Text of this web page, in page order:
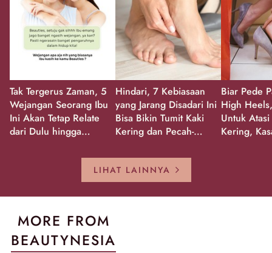
Tak Tergerus Zaman, 5
Wejangan Seorang Ibu
Ini Akan Tetap Relate
dari Dulu hingga
Hindari, 7 Kebiasaan
yang Jarang Disadari Ini
Bisa Bikin Tumit Kaki
Kering dan Pecah-
Biar Pede
High
Untuk
Kering,
LIHAT LAINNYA
MORE FROM
BEAUTYNESIA